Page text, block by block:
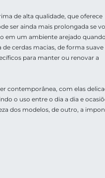
de alta qualidade, que oferece
ser ainda mais prolongada se
em um ambiente arejado
cerdas macias, de forma suave
para manter ou renovar a
contemporânea, com elas
o uso entre o dia a dia e
dos modelos, de outro, a